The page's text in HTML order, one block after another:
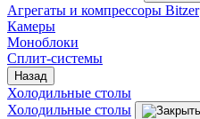
Агрегаты и компрессоры Bitzer
Камеры
Моноблоки
Сплит-системы
Назад
Холодильные столы
Холодильные столы